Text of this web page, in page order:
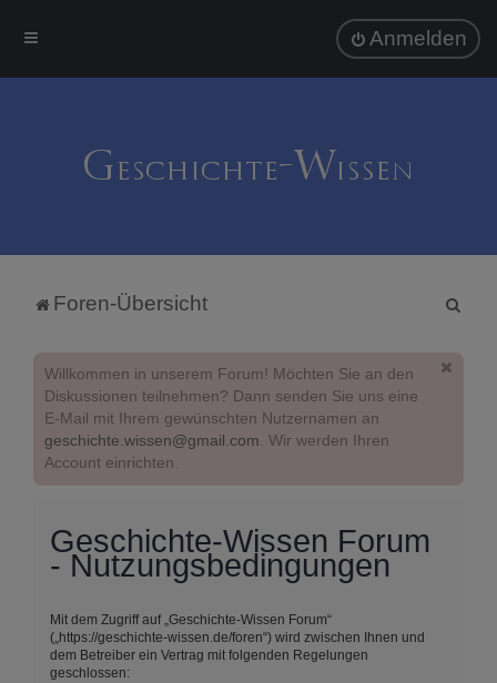
Anmelden
Foren-Übersicht
Willkommen in unserem Forum! Möchten Sie an den
Diskussionen teilnehmen? Dann senden Sie uns eine
E-Mail mit Ihrem gewünschten Nutzernamen an
geschichte.wissen@gmail.com. Wir werden Ihren
Account einrichten.
Geschichte-Wissen Forum
- Nutzungsbedingungen
Mit dem Zugriff auf „Geschichte-Wissen Forum“
(„https://geschichte-wissen.de/foren“) wird zwischen Ihnen und
dem Betreiber ein Vertrag mit folgenden Regelungen
geschlossen: